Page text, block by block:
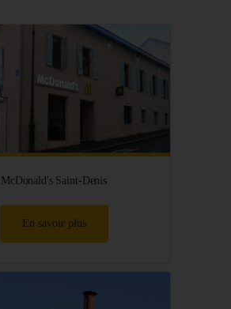
McDonald's Saint-Denis
En savoir plus